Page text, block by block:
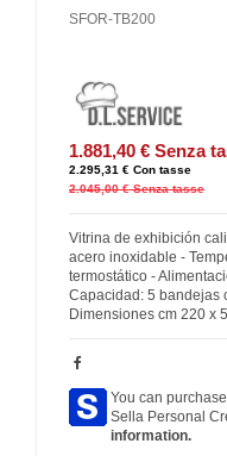
SFOR-TB200
1.881,40 € Senza
2.295,31 € Con tasse
2.045,00 € Senza tasse
Vitrina de exhibición
acero inoxidable -
termostático -
Capacidad: 5 bandejas
Dimensiones cm 220 x
You can
Sella Personal
information.